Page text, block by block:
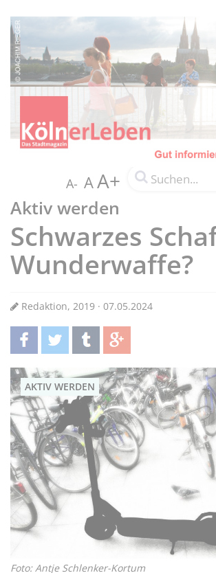
A- AA+
Aktiv werden
Schwarzes
Wunderwaffe?
Redaktion, 2019 · 07.05.2024
teilentwittern teilen teilen
AKTIV WERDEN
Foto: Antje Schlenker-Kortum